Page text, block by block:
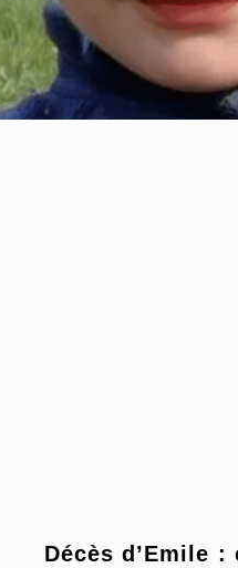
Décès d’Emile